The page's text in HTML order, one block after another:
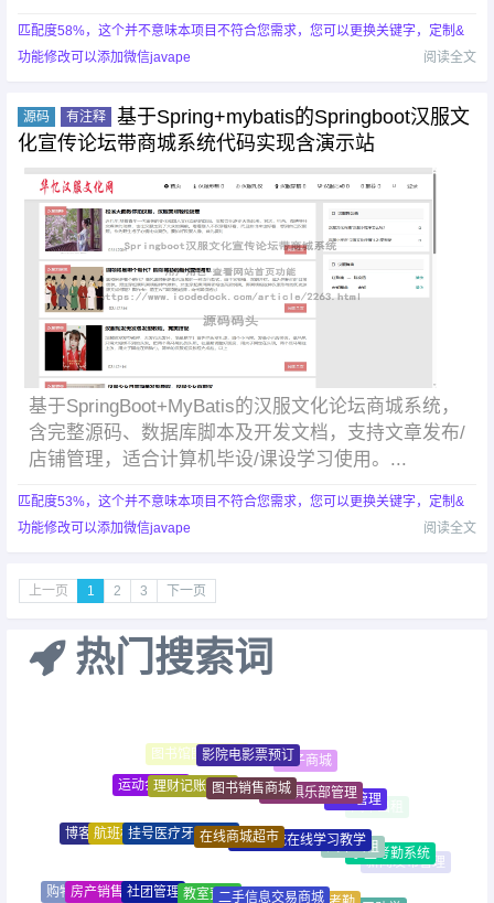
匹配度58%，这个并不意味本项目不符合您需求，您可以更换关键字，定制&
功能修改可以添加微信javape
阅读全文
源码 有注释
基于Spring+mybatis的Springboot汉服文
化宣传论坛带商城系统代码实现含演示站
基于SpringBoot+MyBatis的汉服文化论坛商城系统，
含完整源码、数据库脚本及开发文档，支持文章发布/
店铺管理，适合计算机毕设/课设学习使用。...
匹配度53%，这个并不意味本项目不符合您需求，您可以更换关键字，定制&
功能修改可以添加微信javape
阅读全文
上一页 1 2 3 下一页
热门搜索词
图书馆图书借阅影院电影票预订电子商城
运动会管理理财记账管理图书销售商城汽车俱乐部管理
KTV管理
博客个人网站
航班机票售票
挂号医疗牙医预约在线商城超市师生交流在线学习教学
汽车出租
学生考勤系统
购物推荐商城
房产销售管理社团管理 二手信息交易商城员工考勤
勤工助学